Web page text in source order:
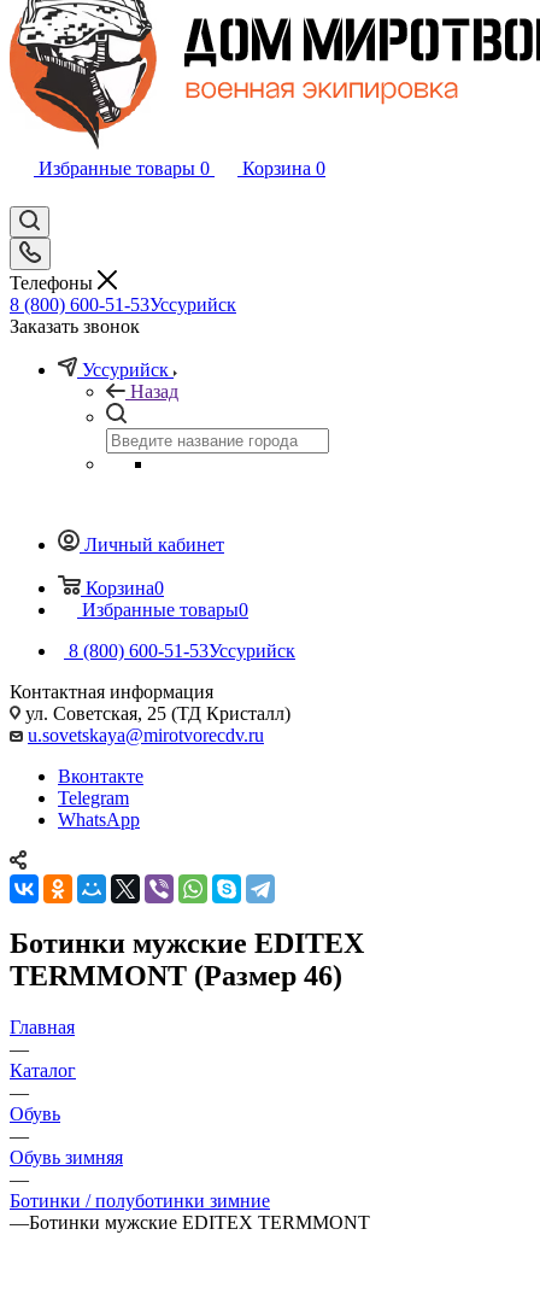
Избранные товары 0 Корзина 0
Телефоны
8 (800) 600-51-53Уссурийск
Заказать звонок
Уссурийск
Назад
Личный кабинет
Корзина0
Избранные товары0
8 (800) 600-51-53Уссурийск
Контактная информация
ул. Советская, 25 (ТД Кристалл)
u.sovetskaya@mirotvorecdv.ru
Вконтакте
Telegram
WhatsApp
Ботинки мужские EDITEX
TERMMONT (Размер 46)
Главная
—
Каталог
—
Обувь
—
Обувь зимняя
—
Ботинки / полуботинки зимние
—Ботинки мужские EDITEX TERMMONT